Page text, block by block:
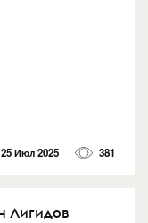
25 Июл 2025 381
Лигидов